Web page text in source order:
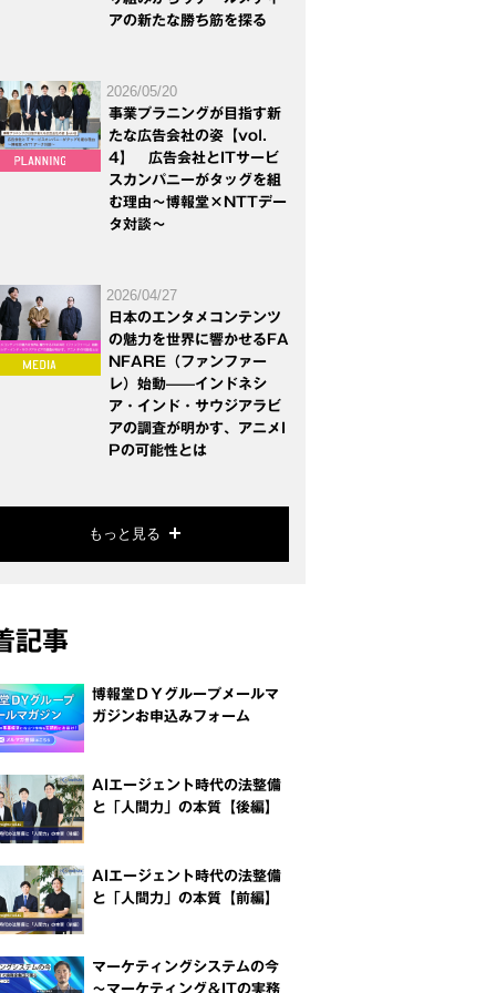
アの新たな勝ち筋を探る
2026/05/20
事業プラニングが目指す新
たな広告会社の姿【vol.
4】 広告会社とITサービ
スカンパニーがタッグを組
む理由～博報堂×NTTデー
タ対談～
2026/04/27
日本のエンタメコンテンツ
の魅力を世界に響かせるFA
NFARE（ファンファー
レ）始動——インドネシ
ア・インド・サウジアラビ
アの調査が明かす、アニメI
Pの可能性とは
もっと見る
記事
博報堂ＤＹグループメールマ
ガジンお申込みフォーム
AIエージェント時代の法整備
と「人間力」の本質【後編】
AIエージェント時代の法整備
と「人間力」の本質【前編】
マーケティングシステムの今
～マーケティング＆ITの実務